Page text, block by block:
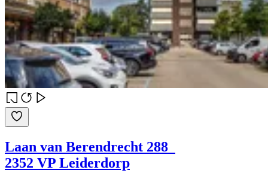
Laan van Berendrecht 288
2352 VP Leiderdorp